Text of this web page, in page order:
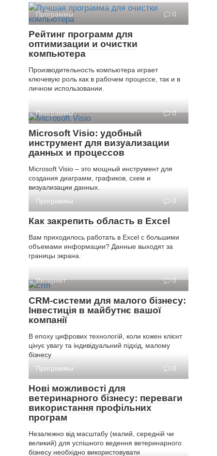
Программы 0
Рейтинг программ для
оптимизации и очистки
компьютера
Производительность компьютера играет
ключевую роль как в рабочем процессе, так и в
личном использовании.
Программы 0
Microsoft Visio: удобный
инструмент для визуализации
данных и процессов
Microsoft Visio – это мощный инструмент для
создания диаграмм, графиков, схем и
визуализации данных.
Программы
0
Как закрепить область в Excel
Вам приходилось работать в Excel с большими
объемами информации? Данные выходят за
границы экрана.
Интернет 0
CRM-системи для малого бізнесу:
Інвестиція в майбутнє вашої
компанії
В епоху цифрових технологій, коли кожен клієнт
цінує увагу та індивідуальний підхід, малому
бізнесу
Программы
0
Нові можливості для
ветеринарного бізнесу: переваги
використання профільних
програм
Незалежно від масштабу (малий, середній чи
великий) для успішного ведення ветеринарного
бізнесу необхідно використовувати